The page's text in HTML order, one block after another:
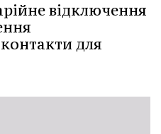
відключення
для